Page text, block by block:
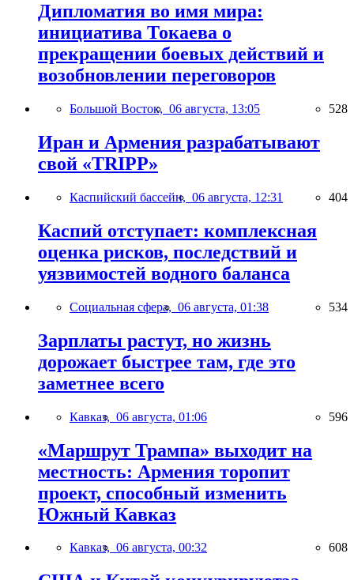
Дипломатия во имя мира:
инициатива Токаева о
прекращении боевых действий и
возобновлении переговоров
Большой Восток, 06 августа, 13:05 528
Иран и Армения разрабатывают
свой «TRIPP»
Каспийский бассейн, 06 августа, 12:31 404
Каспий отступает: комплексная
оценка рисков, последствий и
уязвимостей водного баланса
Социальная сфера, 06 августа, 01:38 534
Зарплаты растут, но жизнь
дорожает быстрее там, где это
заметнее всего
Кавказ, 06 августа, 01:06 596
«Маршрут Трампа» выходит на
местность: Армения торопит
проект, способный изменить
Южный Кавказ
Кавказ, 06 августа, 00:32 608